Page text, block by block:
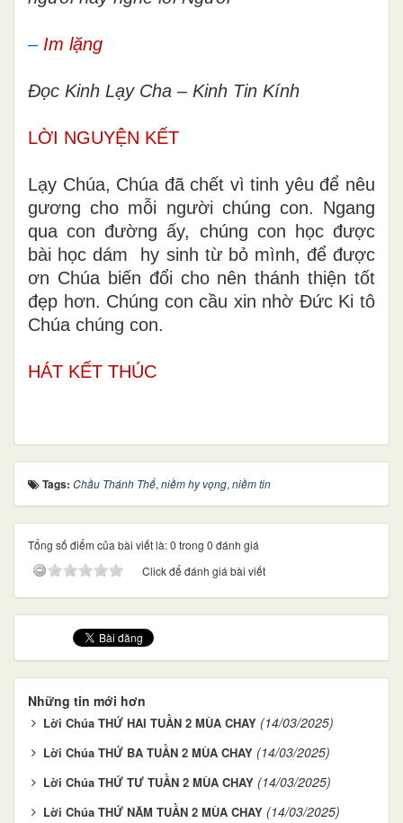
– Im lặng
Đọc Kinh Lạy Cha – Kinh Tin Kính
LỜI NGUYỆN KẾT
Lạy Chúa, Chúa đã chết vì tinh yêu để nêu
gương cho mỗi người chúng con. Ngang
qua con đường ấy, chúng con học được
bài học dám hy sinh từ bỏ mình, để được
ơn Chúa biến đổi cho nên thánh thiện tốt
đẹp hơn. Chúng con cầu xin nhờ Đức Ki tô
Chúa chúng con.
HÁT KẾT THÚC
Tags: Chầu Thánh Thể, niềm hy vọng, niềm tin
Tổng số điểm của bài viết là: 0 trong 0 đánh giá
Click để đánh giá bài viết
Những tin mới hơn
Lời Chúa THỨ HAI TUẦN 2 MÙA CHAY (14/03/2025)
Lời Chúa THỨ BA TUẦN 2 MÙA CHAY (14/03/2025)
Lời Chúa THỨ TƯ TUẦN 2 MÙA CHAY (14/03/2025)
Lời Chúa THỨ NĂM TUẦN 2 MÙA CHAY (14/03/2025)